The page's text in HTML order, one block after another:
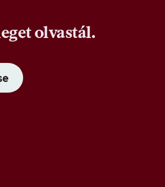
olvastál.